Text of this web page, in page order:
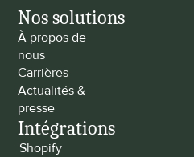
Nos solutions
À propos de
nous
Carrières
Actualités &
presse
Intégrations
Shopify